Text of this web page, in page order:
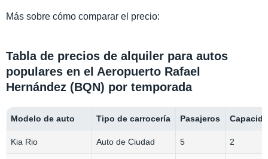
Más sobre cómo comparar el precio:
Tabla de precios de alquiler para autos
populares en el Aeropuerto Rafael
Hernández (BQN) por temporada
Modelo de auto Tipo de carrocería Pasajeros
Kia Rio Auto de Ciudad 5 2